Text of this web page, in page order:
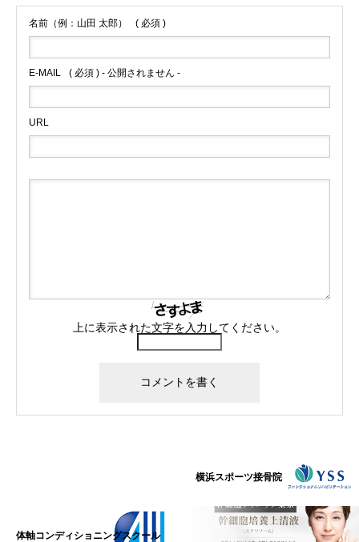
名前（例：山田 太郎） ( 必須 )
E-MAIL ( 必須 ) - 公開されません -
URL
上に表示された文字を入力してください。
横浜スポーツ接骨院
体軸コンディショニングスクール